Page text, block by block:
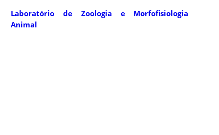
Laboratório de Zoologia e Morfofisiologia
Animal